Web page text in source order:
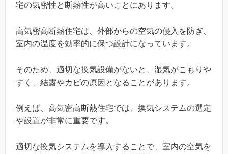
宅の気密性と断熱性が高いことにあります。
高気密高断熱住宅は、外部からの空気の侵入を防ぎ、
室内の温度を効率的に保つ設計になっています。
そのため、適切な換気設備がないと、湿気がこもりや
すく、結露やカビの原因となることがあります。
例えば、高気密高断熱住宅では、換気システムの選定
や設置が非常に重要です。
適切な換気システムを導入することで、室内の空気を